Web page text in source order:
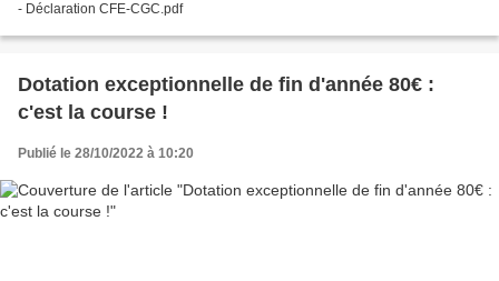
- Déclaration CFE-CGC.pdf
Dotation exceptionnelle de fin d'année 80€ :
c'est la course !
Publié le 28/10/2022 à 10:20